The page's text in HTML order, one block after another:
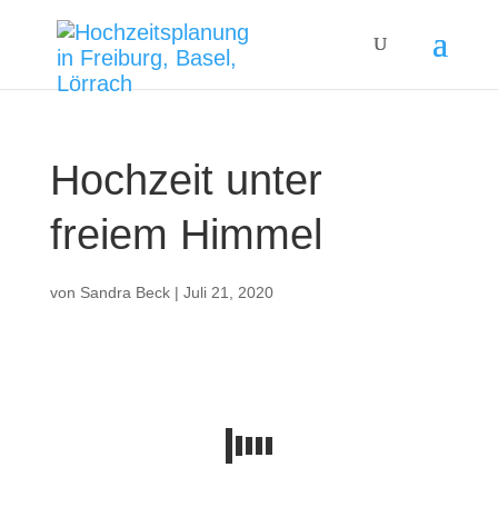
Hochzeit unter
freiem Himmel
von Sandra Beck| Juli 21, 2020